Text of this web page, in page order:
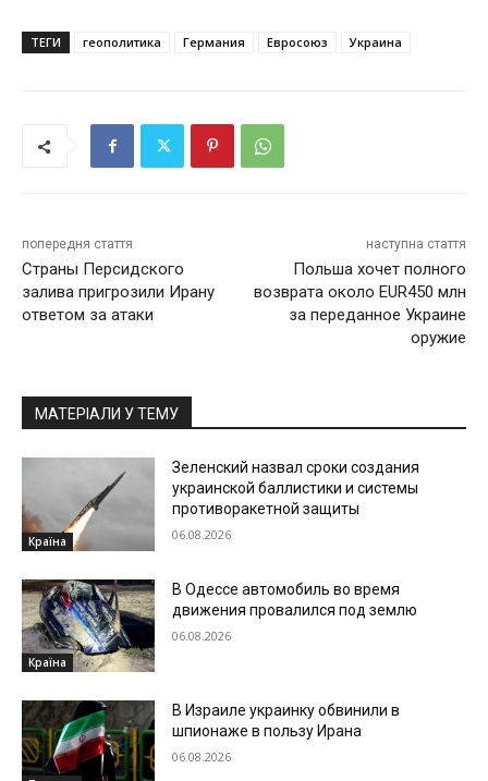
ТЕГИ геополитика Германия Евросоюз Украина
попередня стаття
Страны Персидского
залива пригрозили Ирану
ответом за атаки
наступна стаття
Польша хочет полного
возврата около EUR450 млн
за переданное Украине
оружие
МАТЕРІАЛИ У ТЕМУ
Країна
Зеленский назвал сроки создания
украинской баллистики и системы
противоракетной защиты
06.08.2026
Країна
В Одессе автомобиль во время
движения провалился под землю
06.08.2026
В Израиле украинку обвинили в
шпионаже в пользу Ирана
06.08.2026